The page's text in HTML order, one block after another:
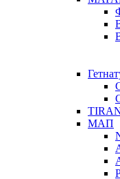
МАП